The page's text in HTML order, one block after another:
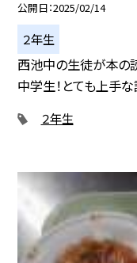
公開日 2025/02/14
２年生
西池中の生徒が本の
中学生！とても上手
２年生